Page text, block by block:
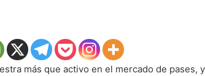
más que activo en el mercado de